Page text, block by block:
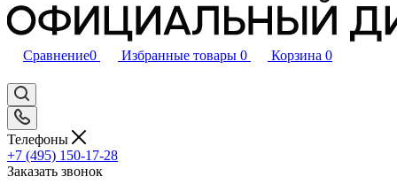
Сравнение0 Избранные товары 0 Корзина 0
Телефоны
+7 (495) 150-17-28
Заказать звонок